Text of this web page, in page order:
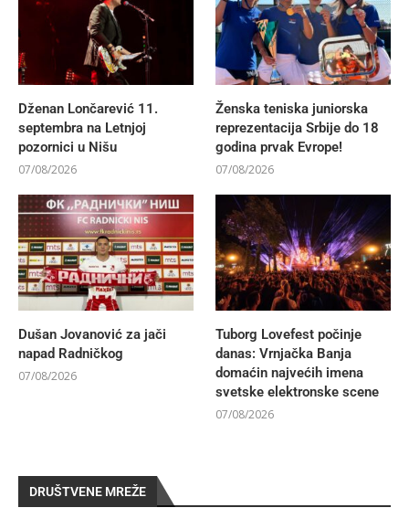
Dženan Lončarević 11.
septembra na Letnjoj
pozornici u Nišu
07/08/2026
Ženska teniska juniorska
reprezentacija Srbije do 18
godina prvak Evrope!
07/08/2026
Dušan Jovanović za jači
napad Radničkog
07/08/2026
Tuborg Lovefest počinje
danas: Vrnjačka Banja
domaćin najvećih imena
svetske elektronske scene
07/08/2026
DRUŠTVENE MREŽE